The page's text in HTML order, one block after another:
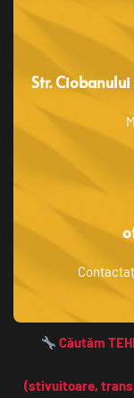
Str.
Căutăm
(stivuitoare,